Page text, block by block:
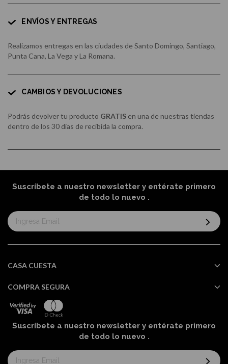
ENVÍOS Y ENTREGAS
Realizamos entregas en las ciudades de Santo Domingo, Santiago,
Punta Cana, La Vega y La Romana.
CAMBIOS Y DEVOLUCIONES
Podrás devolver tu producto GRATIS en una de nuestras tiendas
dentro de los 30 días de recibida la compra.
Suscríbete a nuestro newsletter y entérate primero
de todo lo nuevo .
Suscríbase
al
informativo:
CASA CUESTA
COMPRA SEGURA
Suscríbete a nuestro newsletter y entérate primero
de todo lo nuevo .
Suscríbase